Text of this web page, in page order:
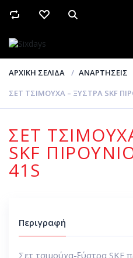
ΑΡΧΙΚΉ ΣΕΛΊΔΑ ΑΝΑΡΤΉΣΕΙΣ
ΣΕΤ ΤΣΙΜΟΎΧΑ – ΞΎΣΤΡΑ SKF
ΣΕΤ
SKF
41S
Περιγραφή
Σετ τσιμούχα-ξύστρα SKF